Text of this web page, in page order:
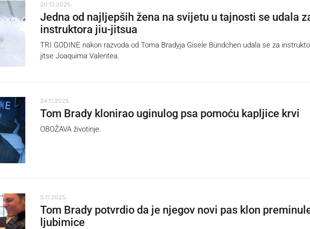
20.12.2025.
Jedna od najljepših žena na svijetu u tajnosti se udala
instruktora jiu-jitsua
TRI GODINE nakon razvoda od Toma Bradyja Gisele Bündchen udala se za
jitse Joaquima Valentea.
24.11.2025.
Tom Brady klonirao uginulog psa pomoću kapljice krvi
OBOŽAVA životinje.
5.11.2025.
Tom Brady potvrdio da je njegov novi pas klon
ljubimice